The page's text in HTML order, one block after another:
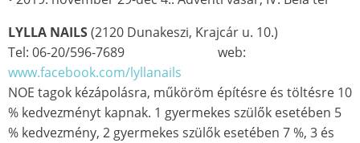
LYLLA NAILS(2120 Dunakeszi, Krajcár u. 10.)
Tel: 06-20/596-7689 web:
www.facebook.com/lyllanails
NOE tagok kézápolásra, műköröm építésre és töltésre 10
% kedvezményt kapnak. 1 gyermekes szülők esetében 5
% kedvezmény, 2 gyermekes szülők esetében 7 %, 3 és